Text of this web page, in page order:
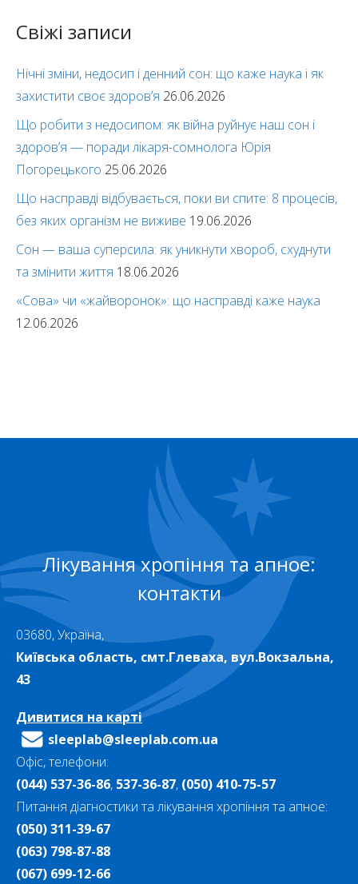
Свіжі записи
Нічні зміни, недосип і денний сон: що каже наука і як
захистити своє здоров’я 26.06.2026
Що робити з недосипом: як війна руйнує наш сон і
здоров’я — поради лікаря-сомнолога Юрія
Погорецького 25.06.2026
Що насправді відбувається, поки ви спите: 8 процесів,
без яких організм не виживе 19.06.2026
Сон — ваша суперсила: як уникнути хвороб, схуднути
та змінити життя 18.06.2026
«Сова» чи «жайворонок»: що насправді каже наука
12.06.2026
Лікування хропіння та апное:
контакти
03680, Україна,
Київська область, смт.Глеваха, вул.Вокзальна,
43
Дивитися на карті
sleeplab@sleeplab.com.ua
Офіс, телефони:
(044) 537-36-86, 537-36-87, (050) 410-75-57
Питання діагностики та лікування хропіння та апное:
(050) 311-39-67
(063) 798-87-88
(067) 699-12-66